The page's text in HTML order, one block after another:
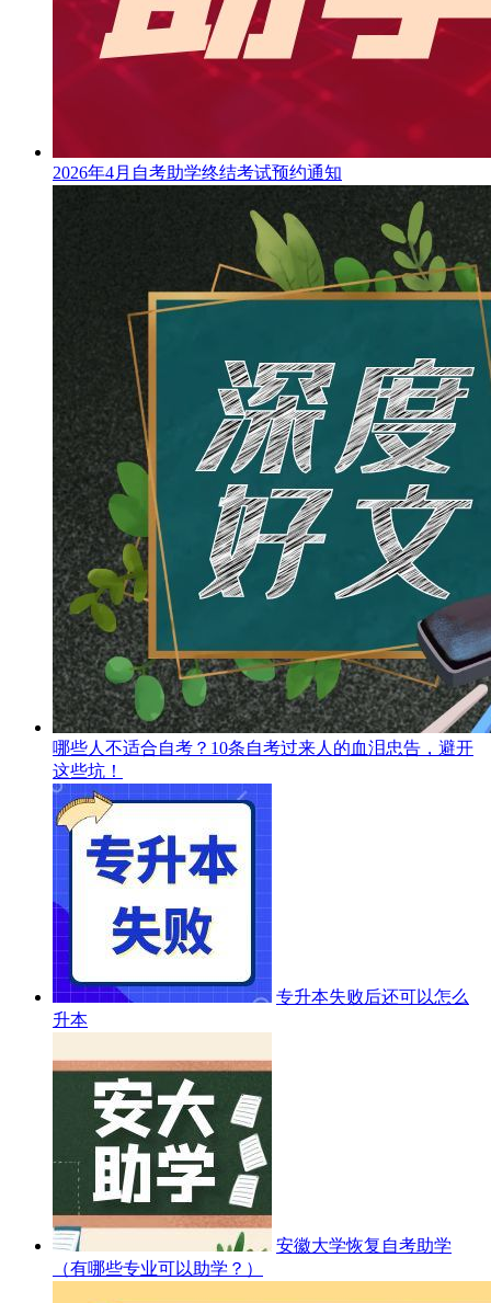
2026年4月自考助学终结考试预约通知
哪些人不适合自考？10条自考过来人的血泪忠告，避开
这些坑！
专升本失败后还可以怎么
升本
安徽大学恢复自考助学
（有哪些专业可以助学？）